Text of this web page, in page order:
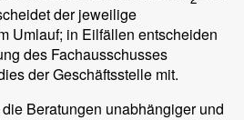
der jeweilige
Umlauf; in Eilfällen entscheiden
des Fachausschusses
der Geschäftsstelle mit.
Beratungen unabhängiger und